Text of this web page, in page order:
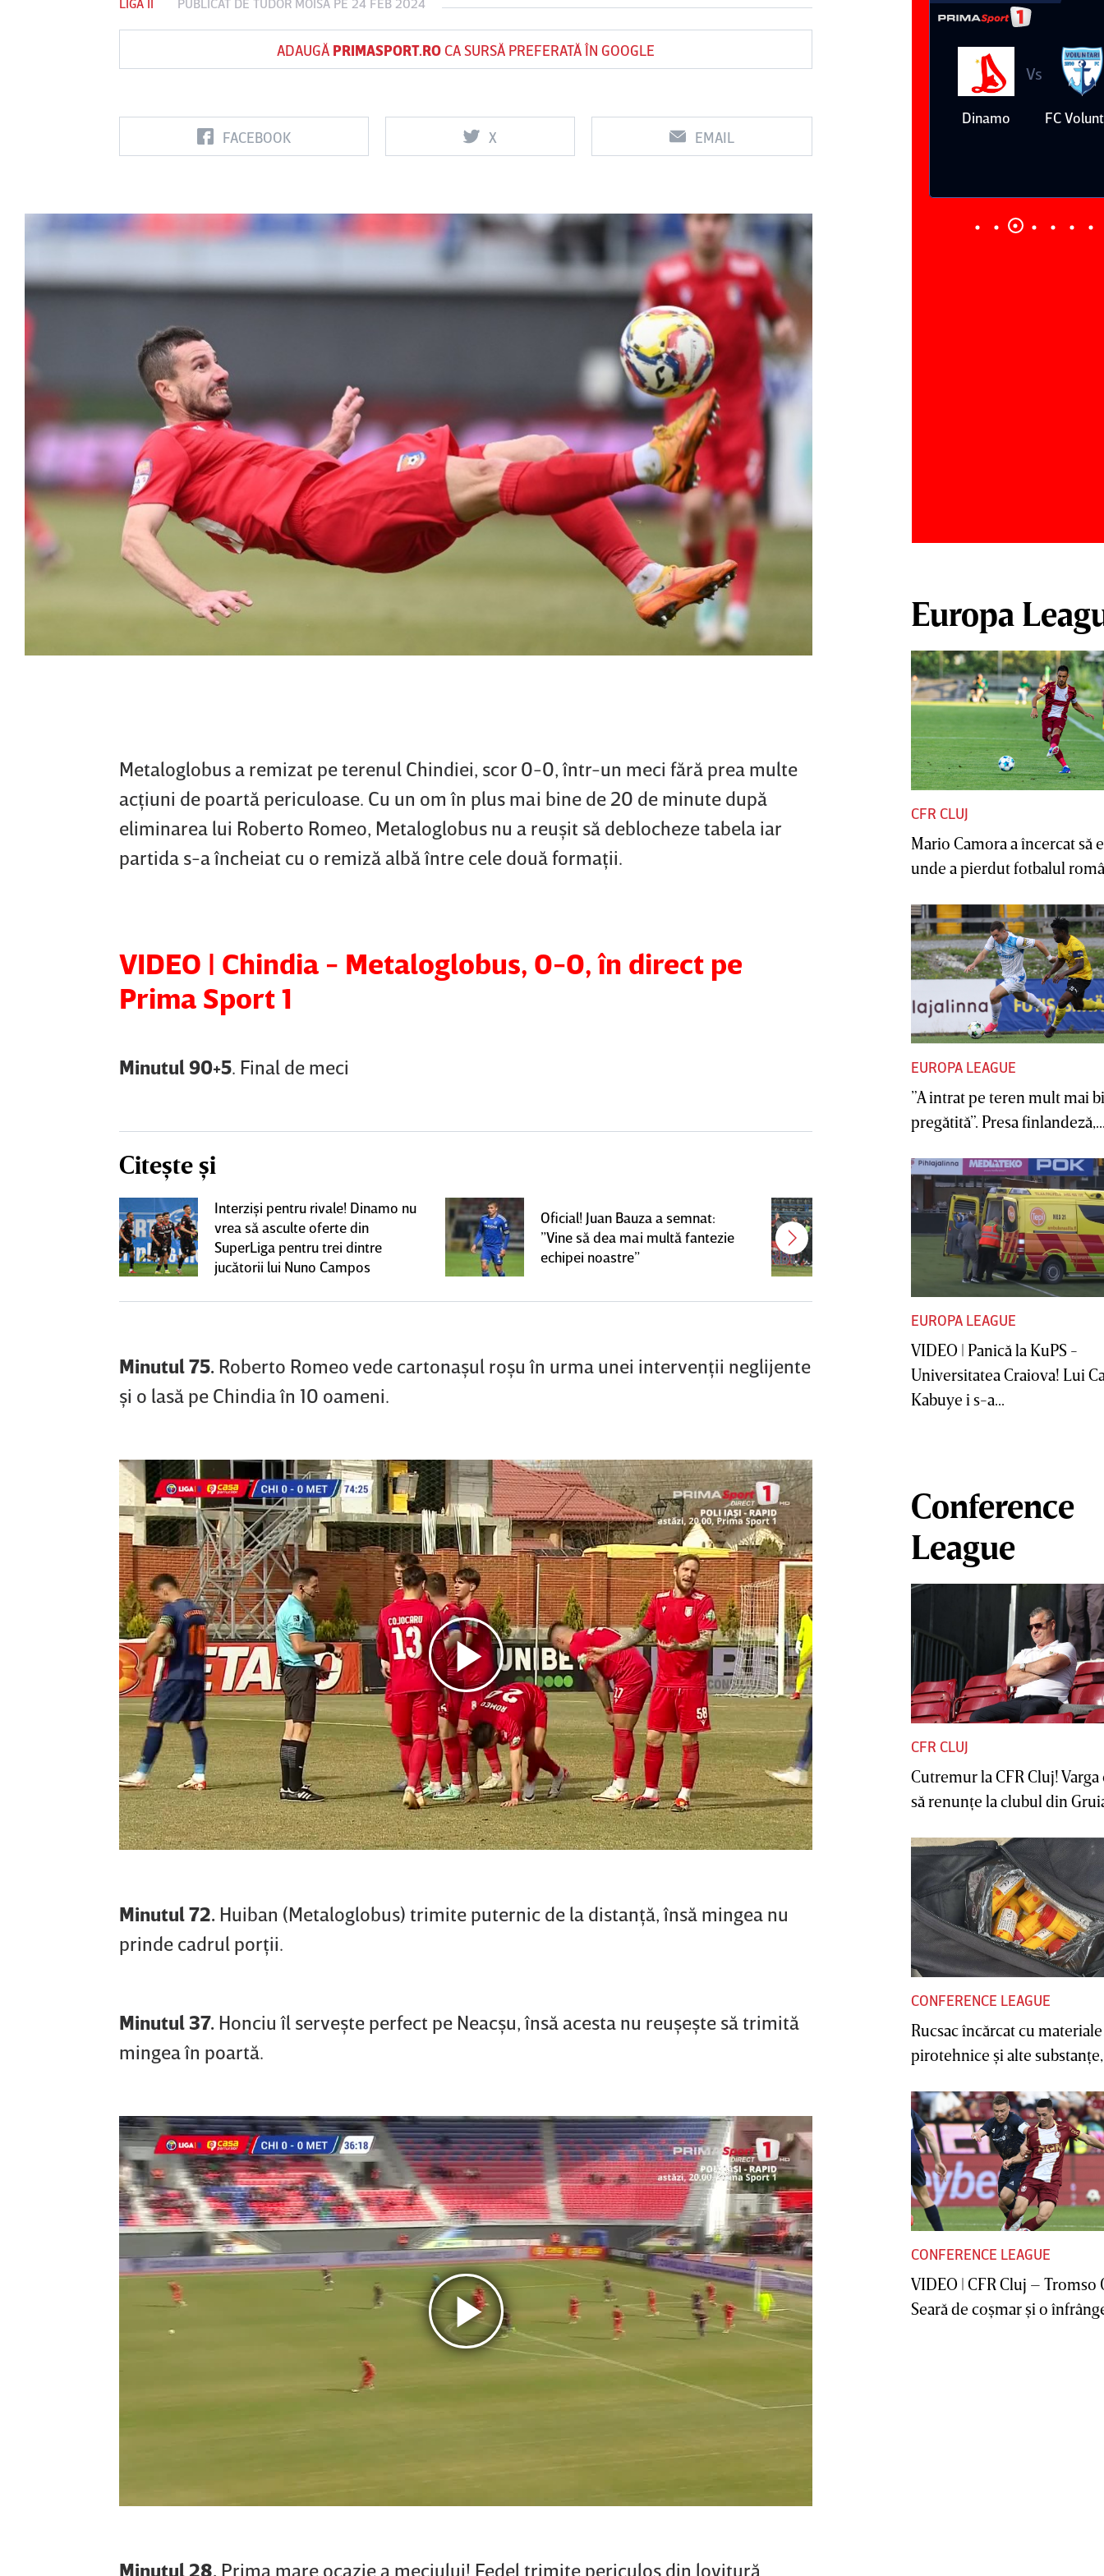
LIGA II PUBLICAT DE TUDOR MOISA PE 24 FEB 2024
ADAUGĂ PRIMASPORT.ROCA SURSĂ PREFERATĂ ÎN GOOGLE
FACEBOOK X EMAIL
Metaloglobus a remizat pe terenul Chindiei, scor 0-0, într-un meci fără prea multe
acţiuni de poartă periculoase. Cu un om în plus mai bine de 20 de minute după
eliminarea lui Roberto Romeo, Metaloglobus nu a reuşit să deblocheze tabela iar
partida s-a încheiat cu o remiză albă între cele două formaţii.
VIDEO | Chindia - Metaloglobus, 0-0, în direct pe
Prima Sport 1
Minutul 90+5. Final de meci
Citește și
Interzişi pentru rivale! Dinamo nu
vrea să asculte oferte din
SuperLiga pentru trei dintre
jucătorii lui Nuno Campos
Oficial! Juan Bauza a semnat:
”Vine să dea mai multă fantezie
echipei noastre”
Jucătorul dorit de Pancu în
Giuleşti vrea să rupă contractul cu
CFR Cluj: ”A făcut notificare la
Minutul 75. Roberto Romeo vede cartonaşul roşu în urma unei intervenţii neglijente
şi o lasă pe Chindia în 10 oameni.
Minutul 72. Huiban (Metaloglobus) trimite puternic de la distanţă, însă mingea nu
prinde cadrul porţii.
Minutul 37. Honciu îl serveşte perfect pe Neacşu, însă acesta nu reuşeşte să trimită
mingea în poartă.
Minutul 28. Prima mare ocazie a meciului! Fedel trimite periculos din lovitură
FC Botoşani
Vs
Corvinul
Hunedoara
Sepsi OSK Sf
Vs
FCSB UTA Arad
Vs
Rapid
Farul
Vs
Dinamo
Vs
FC
Europa
CFR CLUJ
Mario Camora a încercat să
unde a pierdut fotbalul
EUROPA LEAGUE
”A intrat pe teren mult mai
pregătită”. Presa
EUROPA LEAGUE
VIDEO | Panică la KuPS -
Universitatea Craiova! Lui
Kabuye i s-a...
Conference
League
CFR CLUJ
Cutremur la CFR Cluj! Varga
să renunţe la clubul din
CONFERENCE LEAGUE
Rucsac încărcat cu materiale
pirotehnice şi alte substanţe,
CONFERENCE LEAGUE
VIDEO | CFR Cluj – Tromso
Seară de coşmar şi o